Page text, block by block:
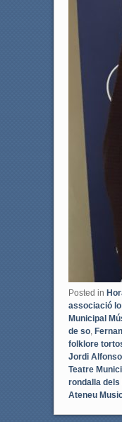
Posted in
associació
Municipal
de so,
folklore
Jordi Alfonso
Teatre
rondalla dels
Ateneu